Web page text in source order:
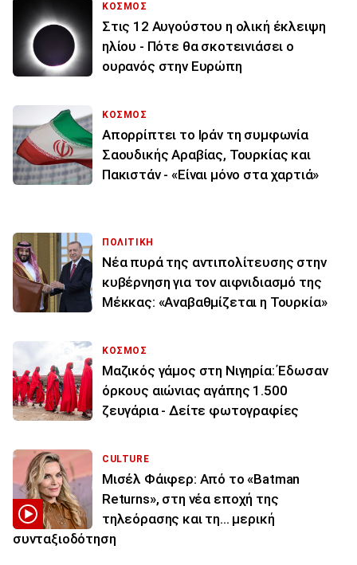
ΚΟΣΜΟΣ
Στις 12 Αυγούστου η ολική έκλειψη
ηλίου - Πότε θα σκοτεινιάσει ο
ουρανός στην Ευρώπη
ΚΟΣΜΟΣ
Απορρίπτει το Ιράν τη συμφωνία
Σαουδικής Αραβίας, Τουρκίας και
Πακιστάν - «Είναι μόνο στα χαρτιά»
ΠΟΛΙΤΙΚΗ
Νέα πυρά της αντιπολίτευσης στην
κυβέρνηση για τον αιφνιδιασμό της
Μέκκας: «Αναβαθμίζεται η Τουρκία»
ΚΟΣΜΟΣ
Μαζικός γάμος στη Νιγηρία: Έδωσαν
όρκους αιώνιας αγάπης 1.500
ζευγάρια - Δείτε φωτογραφίες
CULTURE
Μισέλ Φάιφερ: Από το «Batman
Returns», στη νέα εποχή της
τηλεόρασης και τη... μερική
συνταξιοδότηση